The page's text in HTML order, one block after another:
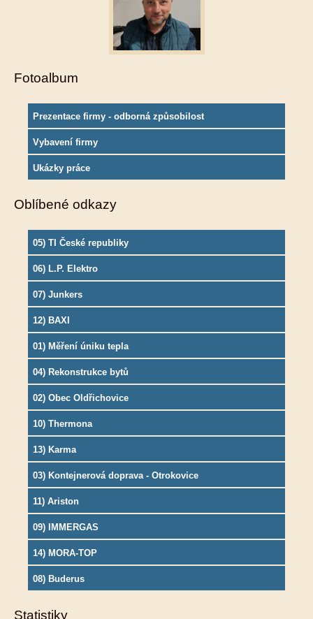
Fotoalbum
Prezentace firmy - odborná způsobilost
Vybavení firmy
Ukázky práce
Oblíbené odkazy
05) TI České republiky
06) L.P. Elektro
07) Junkers
12) BAXI
01) Měření úniku tepla
04) Rekonstrukce bytů
02) Obec Oldřichovice
10) Thermona
13) Karma
03) Kontejnerová doprava - Otrokovice
11) Ariston
09) IMMERGAS
14) MORA-TOP
08) Buderus
Statistiky